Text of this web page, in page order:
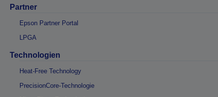
Partner
Epson Partner Portal
LPGA
Technologien
Heat-Free Technology
PrecisionCore-Technologie